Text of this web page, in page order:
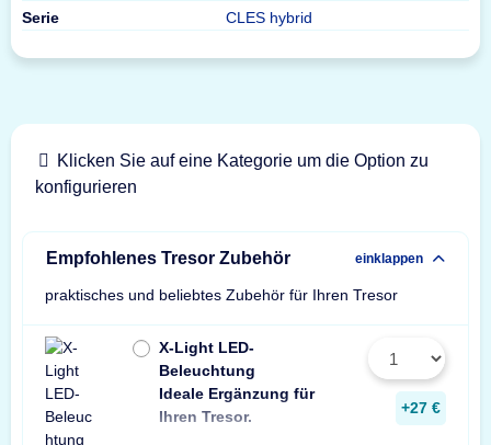
Serie CLES hybrid
Klicken Sie auf eine Kategorie um die Option zu
konfigurieren
Empfohlenes Tresor Zubehör einklappen
praktisches und beliebtes Zubehör für Ihren Tresor
X-Light LED-
Beleuchtung
Ideale Ergänzung für
Ihren Tresor.
Wir empfehlen
Leuchte pro
ein Stück
+27 €